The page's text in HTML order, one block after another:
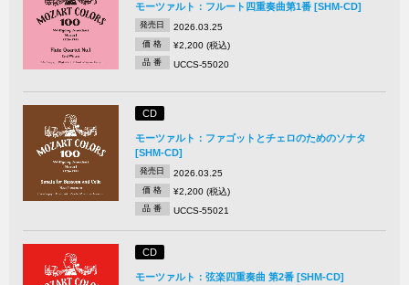
モーツァルト：フルート四重奏曲第1番 [SHM-CD]
発売日 2026.03.25
価 格 ¥2,200 (税込)
品 番 UCCS-55020
CD
モーツァルト：ファゴットとチェロのためのソナタ
[SHM-CD]
発売日 2026.03.25
価 格 ¥2,200 (税込)
品 番 UCCS-55021
CD
モーツァルト：弦楽四重奏曲 第2番 [SHM-CD]